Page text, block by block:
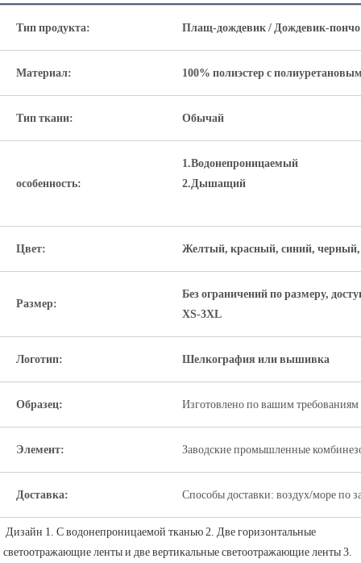
Тип продукта: Плащ-дождевик / Дождевик-
Материал: 100% полиэстер с
Тип ткани: Обычай
особенность:
1.Водонепроницаемый
2.Дышащий
Цвет: Желтый, красный, синий, черный,
Размер:
Без ограничений по размеру,
XS-3XL
Логотип: Шелкография или вышивка
Образец: Изготовлено по вашим
Элемент: Заводские промышленные
Доставка: Способы доставки: воздух/море по
Дизайн 1. С водонепроницаемой тканью 2. Две горизонтальные
светоотражающие ленты и две вертикальные светоотражающие ленты 3.